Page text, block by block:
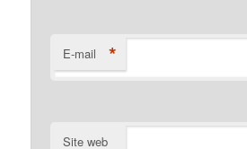
E-mail *
Site web